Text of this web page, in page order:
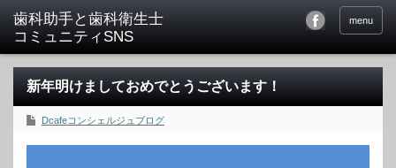
menu
新年明けましておめでとうございます！
Dcafeコンシェルジュブログ